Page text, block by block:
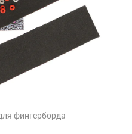
фингерборда